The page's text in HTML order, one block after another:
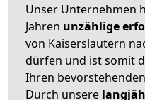
Unser Unternehmen
Jahren unzählige
von Kaiserslautern
dürfen und ist somit
Ihren
Durch unsere